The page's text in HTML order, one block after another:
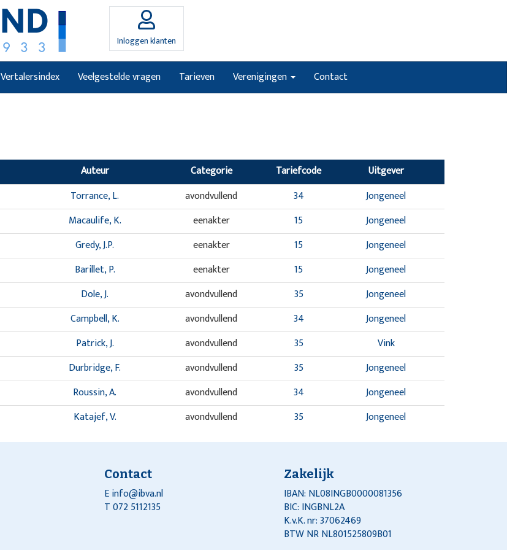
Inloggen klanten
Vertalersindex Veelgestelde vragen Tarieven Verenigingen Contact
Auteur Categorie Tariefcode
Uitgever
Torrance, L. avondvullend 34
Jongeneel
Macaulife, K. eenakter 15
Jongeneel
Gredy, J.P. eenakter 15
Jongeneel
Barillet, P. eenakter 15
Jongeneel
Dole, J. avondvullend 35
Jongeneel
Campbell, K. avondvullend 34
Jongeneel
Patrick, J. avondvullend 35
Vink
Durbridge, F. avondvullend 35
Jongeneel
Roussin, A. avondvullend 34
Jongeneel
Katajef, V. avondvullend 35
Jongeneel
Dalmat, T. avondvullend 35
Jongeneel
Patrick, J. 35
Magnier, C. 34
Jongeneel
Yeldham, P. 34
34 Jongeneel
Contact
Einfo@ibva.nl
T 072 5112135
Zakelijk
IBAN: NL08INGB0000081356
BIC: INGBNL2A
K.v.K. nr: 37062469
BTW NR NL801525809B01